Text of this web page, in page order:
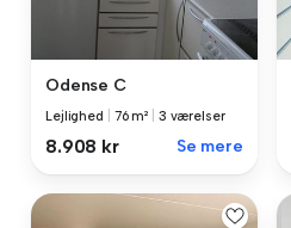
Odense C
Lejlighed 76 m² 3 værelser
8.908 kr Se mere